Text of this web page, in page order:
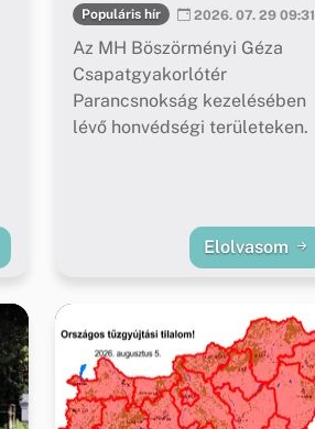
Populáris hír 2026. 07. 29 09:31
Az MH Böszörményi Géza
Csapatgyakorlótér
Parancsnokság kezelésében
lévő honvédségi területeken.
Elolvasom